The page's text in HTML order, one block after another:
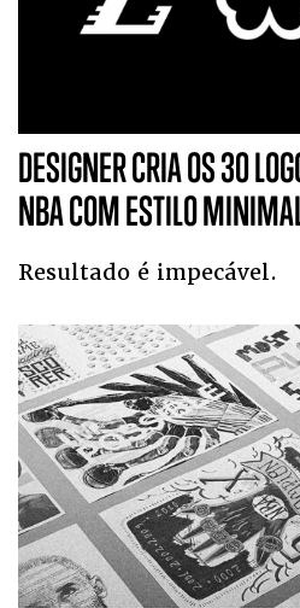
DESIGNER CRIA OS 30
NBA COM ESTILO
Resultado é impecável.